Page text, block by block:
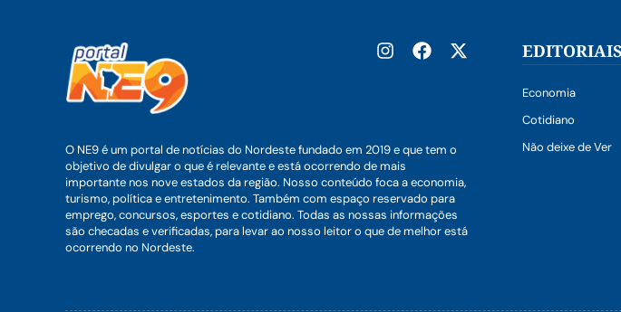
O NE9 é um portal de notícias do Nordeste fundado em 2019 e que tem o
objetivo de divulgar o que é relevante e está ocorrendo de mais
importante nos nove estados da região. Nosso conteúdo foca a economia,
turismo, política e entretenimento. Também com espaço reservado para
emprego, concursos, esportes e cotidiano. Todas as nossas informações
são checadas e verificadas, para levar ao nosso leitor o que de melhor está
ocorrendo no Nordeste.
EDITORIAIS
Economia
Cotidiano
Não deixe de Ver